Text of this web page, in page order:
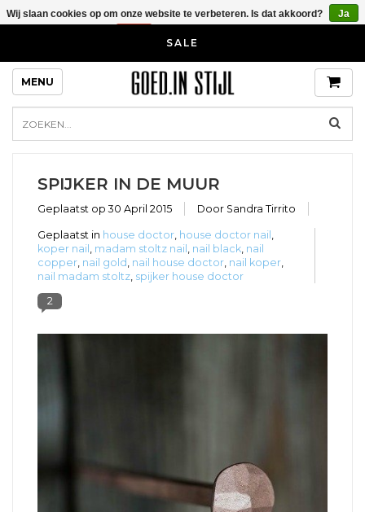
SALE
MENU
Blog over bijzondere kastknoppen en
kapstokhaken voor in je huis en
interieur
SPIJKER IN DE MUUR
Geplaatst op30 April 2015 Door Sandra Tirrito
Geplaatst in house doctor, house doctor nail ,
koper nail , madam stoltz nail , nail black, nail
copper, nail gold , nail house doctor, nail koper,
nail madam stoltz, spijker house doctor
2
Wij slaan cookies op om onze website te verbeteren. Is dat akkoord?
Ja